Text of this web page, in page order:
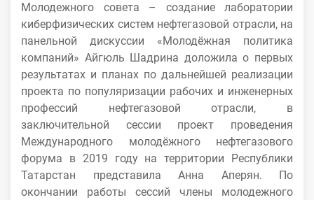
Молодежного совета – создание лаборатории
киберфизических систем нефтегазовой отрасли, на
панельной дискуссии «Молодёжная политика
компаний» Айгюль Шадрина доложила о первых
результатах и планах по дальнейшей реализации
проекта по популяризации рабочих и инженерных
профессий нефтегазовой отрасли, в
заключительной сессии проект проведения
Международного молодёжного нефтегазового
форума в 2019 году на территории Республики
Татарстан представила Анна Аперян. По
окончании работы сессий члены молодежного